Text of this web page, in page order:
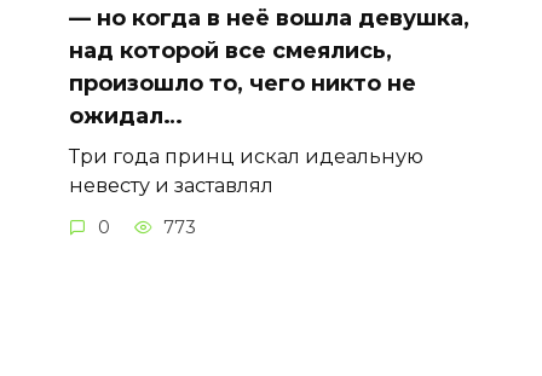
— но когда в неё вошла девушка,
над которой все смеялись,
произошло то, чего никто не
ожидал…
Три года принц искал идеальную
невесту и заставлял
0 773